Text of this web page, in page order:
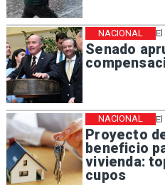
Senado
NACIONAL
Proyecto
beneficio
vivienda:
cupos
NACIONAL